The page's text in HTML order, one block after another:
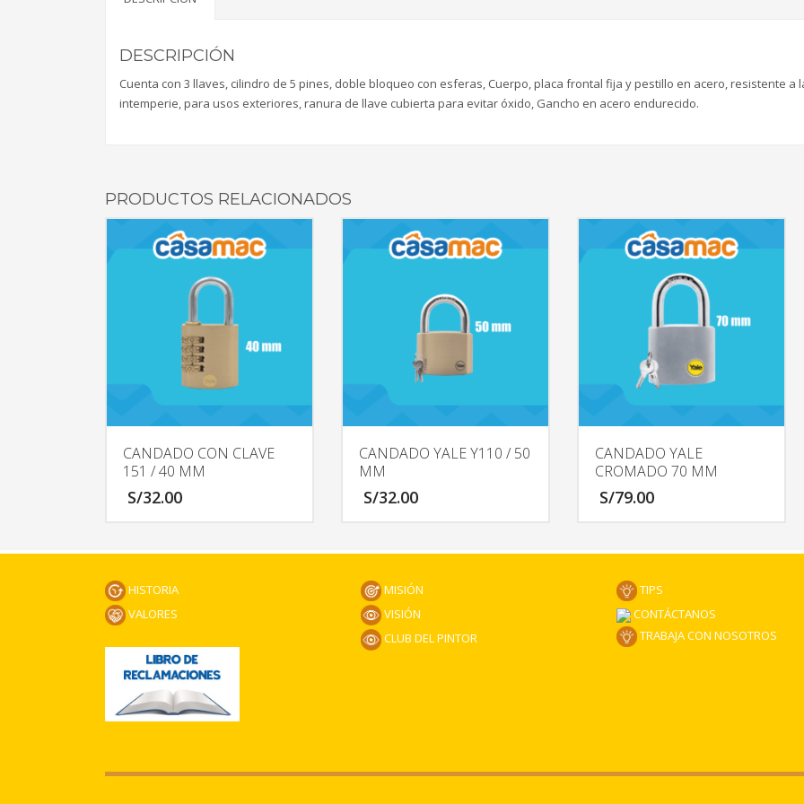
DESCRIPCIÓN
Cuenta con 3 llaves, cilindro de 5 pines, doble bloqueo con esferas, Cuerpo, placa frontal fija y pestillo en acero, resistente a
intemperie, para usos exteriores, ranura de llave cubierta para evitar óxido, Gancho en acero endurecido.
PRODUCTOS RELACIONADOS
CANDADO CON CLAVE
151 / 40 MM
S/32.00
CANDADO YALE Y110 / 50
MM
S/32.00
CANDADO YALE
CROMADO 70 MM
S/79.00
HISTORIA
VALORES
MISIÓN
VISIÓN
CLUB DEL PINTOR
TIPS
CONTÁCTANOS
TRABAJA CON NOSOTROS